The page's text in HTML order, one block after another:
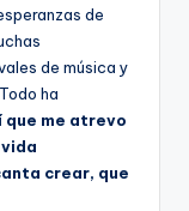
de
de música y
ha
que me atrevo
crear, que